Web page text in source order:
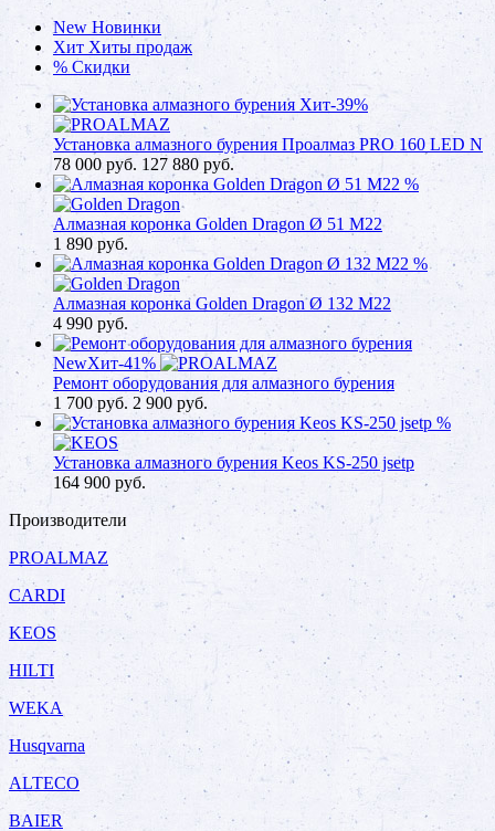
New Новинки
Хит Хиты продаж
% Скидки
Хит-39%
Установка алмазного бурения Проалмаз PRO 160 LED N
78 000руб. 127 880 руб.
%
Алмазная коронка Golden Dragon Ø 51 М22
1 890 руб.
%
Алмазная коронка Golden Dragon Ø 132 М22
4 990 руб.
NewХит-41%
Ремонт оборудования для алмазного бурения
1 700руб. 2 900 руб.
%
Установка алмазного бурения Keos KS-250 jsetp
164 900 руб.
Производители
PROALMAZ
CARDI
KEOS
HILTI
WEKA
Husqvarna
ALTECO
BAIER